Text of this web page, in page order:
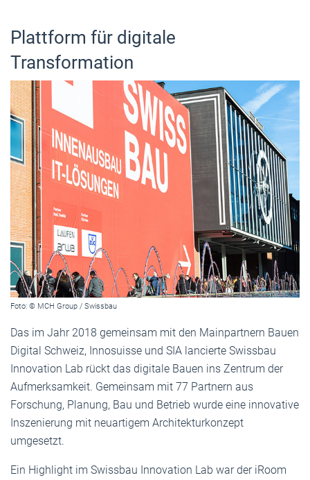
Plattform für digitale
Transformation
Foto: © MCH Group / Swissbau
Das im Jahr 2018 gemeinsam mit den Mainpartnern Bauen
Digital Schweiz, Innosuisse und SIA lancierte Swissbau
Innovation Lab rückt das digitale Bauen ins Zentrum der
Aufmerksamkeit. Gemeinsam mit 77 Partnern aus
Forschung, Planung, Bau und Betrieb wurde eine innovative
Inszenierung mit neuartigem Architekturkonzept
umgesetzt.
Ein Highlight im Swissbau Innovation Lab war der iRoom